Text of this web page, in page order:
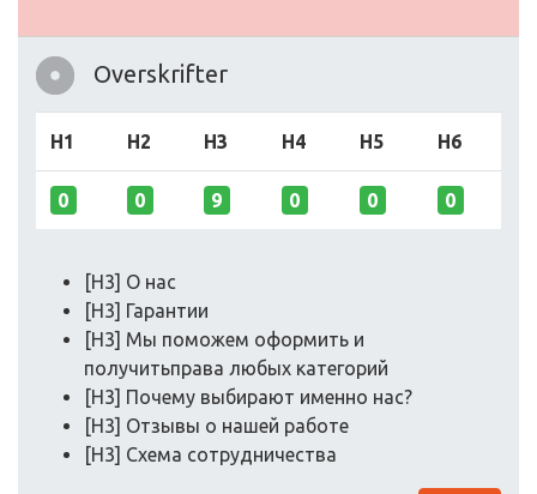
Overskrifter
H1 H2 H3 H4 H5 H6
0 0 9 0 0 0
[H3] О нас
[H3] Гарантии
[H3] Мы поможем оформить и
получитьправа любых категорий
[H3] Почему выбирают именно нас?
[H3] Отзывы о нашей работе
[H3] Схема сотрудничества